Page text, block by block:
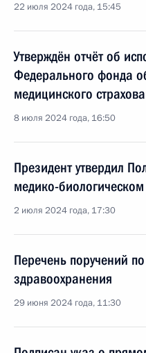
22 июля 2024 года, 15:45
Утверждён отчёт об
Федерального фонда
медицинского
8 июля 2024 года, 16:50
Президент утвердил
медико-биологическом
2 июля 2024 года, 17:30
Перечень поручений
здравоохранения
29 июня 2024 года, 11:30